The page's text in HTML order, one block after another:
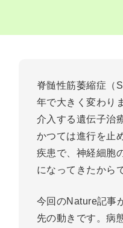
脊髄性筋萎縮症（
年で大きく変わり
介入する遺伝子治
かつては進行を止
疾患で、神経細胞
になってきたから
今回のNature記事
先の動きです。病